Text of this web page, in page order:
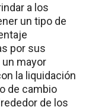
a los
un tipo de
por sus
mayor
la liquidación
de cambio
de los